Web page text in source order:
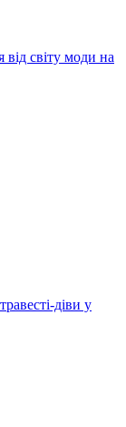
від світу моди на
діви у